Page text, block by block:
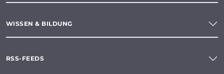
WISSEN & BILDUNG
RSS-FEEDS